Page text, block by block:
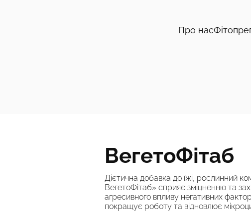
Про нас
ВегетоФітаб
Дієтична добавка до їжі, рослинний
ВегетоФітаб» сприяє зміцненню та
агресивного впливу негативних
покращує роботу та відновлює